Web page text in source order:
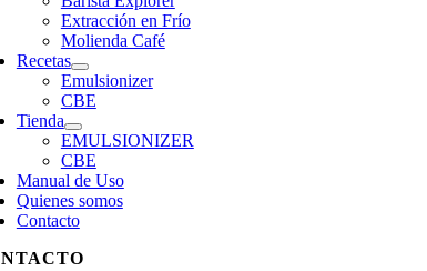
Extracción en Frío
Molienda Café
Recetas
Emulsionizer
CBE
Tienda
EMULSIONIZER
CBE
Manual de Uso
Quienes somos
Contacto